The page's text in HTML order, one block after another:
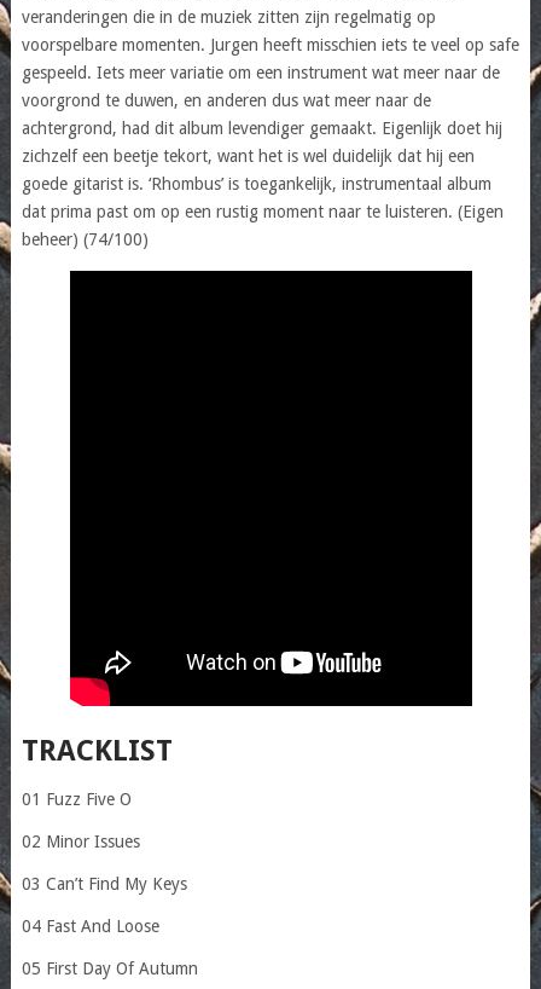
veranderingen die in de muziek zitten zijn regelmatig op
voorspelbare momenten. Jurgen heeft misschien iets te veel op safe
gespeeld. Iets meer variatie om een instrument wat meer naar de
voorgrond te duwen, en anderen dus wat meer naar de
achtergrond, had dit album levendiger gemaakt. Eigenlijk doet hij
zichzelf een beetje tekort, want het is wel duidelijk dat hij een
goede gitarist is. ‘Rhombus’ is toegankelijk, instrumentaal album
dat prima past om op een rustig moment naar te luisteren. (Eigen
beheer) (74/100)
TRACKLIST
01 Fuzz Five O
02 Minor Issues
03 Can’t Find My Keys
04 Fast And Loose
05 First Day Of Autumn